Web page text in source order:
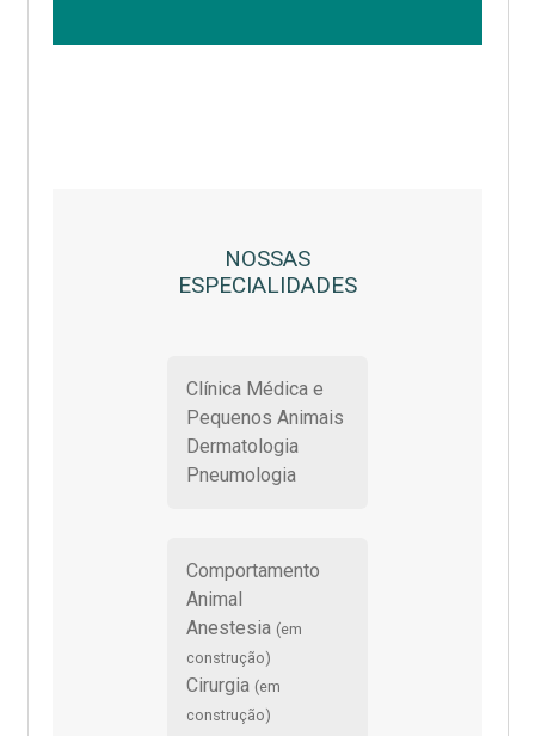
NOSSAS
ESPECIALIDADES
Clínica Médica e
Pequenos Animais
Dermatologia
Pneumologia
Comportamento
Animal
Anestesia (em
construção)
Cirurgia (em
construção)